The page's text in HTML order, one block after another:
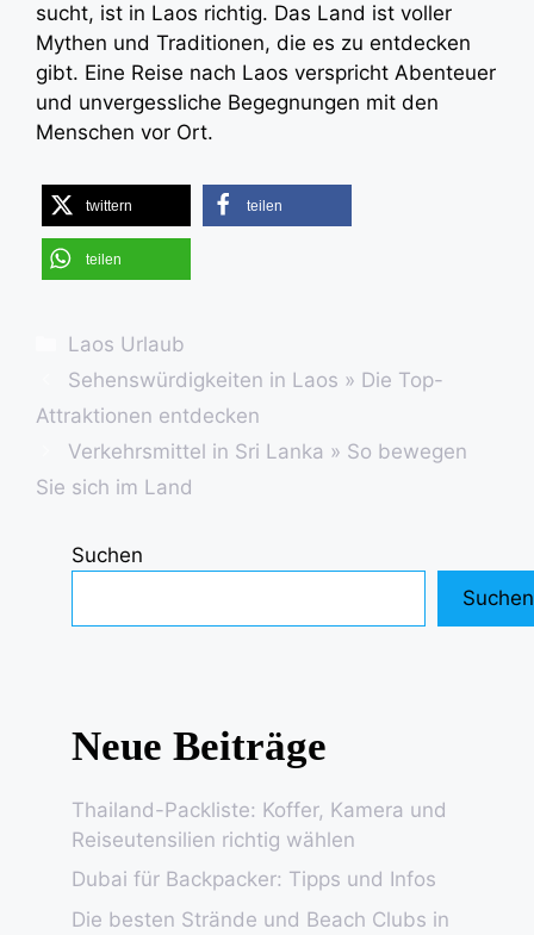
sucht, ist in Laos richtig. Das Land ist voller
Mythen und Traditionen, die es zu entdecken
gibt. Eine Reise nach Laos verspricht Abenteuer
und unvergessliche Begegnungen mit den
Menschen vor Ort.
twittern teilen
teilen
Kategorien
Laos Urlaub
Sehenswürdigkeiten in Laos » Die Top-
Attraktionen entdecken
Verkehrsmittel in Sri Lanka » So bewegen
Sie sich im Land
Suchen
Suchen
Neue Beiträge
Thailand-Packliste: Koffer, Kamera und
Reiseutensilien richtig wählen
Dubai für Backpacker: Tipps und Infos
Die besten Strände und Beach Clubs in